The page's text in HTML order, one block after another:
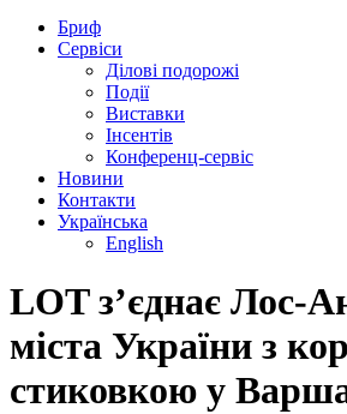
Бриф
Сервіси
Ділові подорожі
Події
Виставки
Інсентів
Конференц-сервіс
Новини
Контакти
Українська
English
LOT з’єднає Лос-
міста України з
стиковкою у